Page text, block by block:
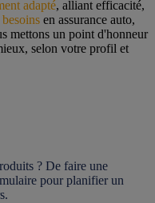
adapté, alliant efficacité,
en assurance auto,
mettons un point d'honneur
selon votre profil et
? De faire une
pour planifier un